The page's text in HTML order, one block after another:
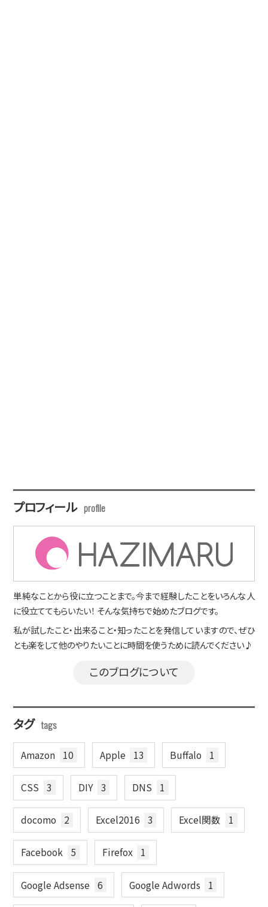
プロフィール
単純なことから役に立つことまで。今まで経験したことをいろんな人
に役立ててもらいたい！ そんな気持ちで始めたブログです。
私が試したこと・出来ること・知ったことを発信していますので、ぜひ
とも楽をして他のやりたいことに時間を使うために読んでください♪
このブログについて
タグ
Amazon 10 Apple 13 Buffalo 1
CSS 3 DIY 3 DNS 1
docomo 2 Excel2016 3 Excel関数 1
Facebook 5 Firefox 1
Google Adsense 6 Google Adwords 1